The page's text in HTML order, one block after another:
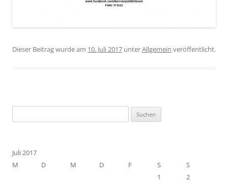
Dieser Beitrag wurde am 10. Juli 2017 unterAllgemein veröffentlicht.
nach:
Juli 2017
M
D M D F S
S
1
2